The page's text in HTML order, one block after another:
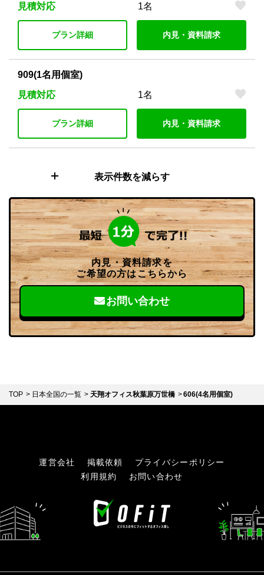
見積対応
1名
プラン詳細 内見・資料請求
909(1名用個室)
見積対応
1名
プラン詳細 内見・資料請求
表示件数を減らす
内見・資料請求を
ご希望の方はこちらから
お問い合わせ
TOP 日本全国の一覧 天翔オフィス秋葉原万世橋 606(4名用個室)
運営会社 掲載依頼
プライバシーポリシー
利用規約
お問い合わせ